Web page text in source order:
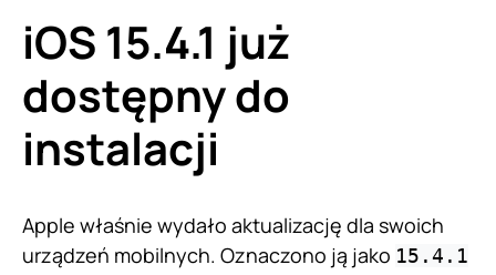
iOS 15.4.1 już
dostępny do
instalacji
Apple właśnie wydało aktualizację dla swoich
urządzeń mobilnych. Oznaczono ją jako 15.4.1